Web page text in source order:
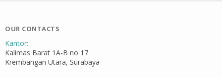
OUR CONTACTS
Kantor:
Kalimas Barat 1A-B no 17
Krembangan Utara, Surabaya